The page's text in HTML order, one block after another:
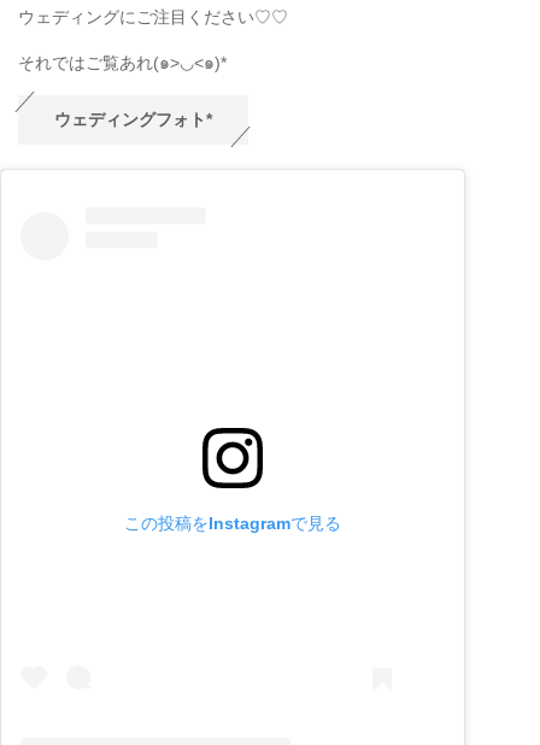
ウェディングにご注目ください♡♡
それではご覧あれ(๑>◡<๑)*
ウェディングフォト*
この投稿をInstagramで見る